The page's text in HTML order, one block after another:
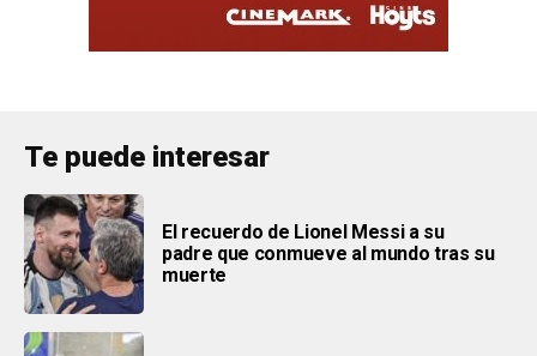
Te puede interesar
El recuerdo de Lionel Messi a su
padre que conmueve al mundo tras su
muerte